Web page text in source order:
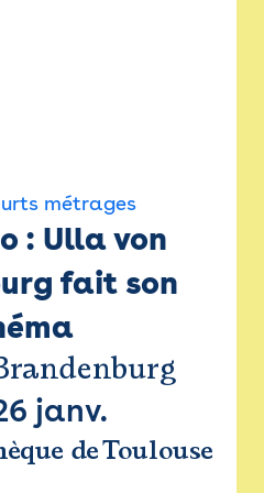
métrages
: Ulla von
fait son
janv.
de Toulouse